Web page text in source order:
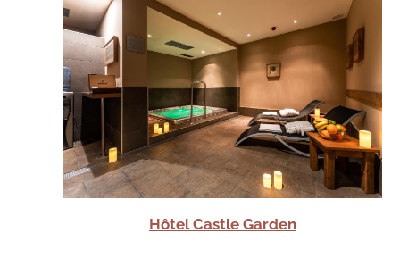
Hôtel Castle Garden